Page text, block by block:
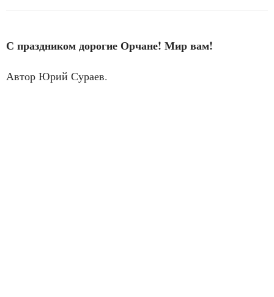
С праздником дорогие Орчане! Мир вам!
Автор Юрий Сураев.